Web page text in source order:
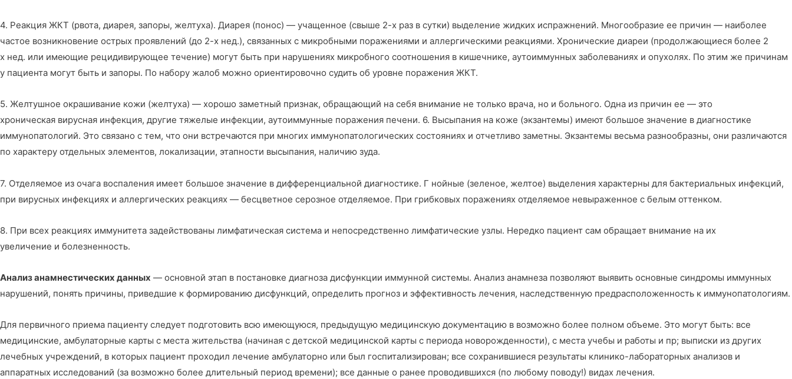
4. Реакция ЖКТ (рвота, диарея, запоры, желтуха). Диарея (понос) — учащенное (свыше 2-х раз в сутки) выделение жидких испражнений. Многообразие ее причин — наиболее
частое возникновение острых проявлений (до 2-х нед.), связанных с микробными поражениями и аллергическими реакциями. Хронические диареи (продолжающиеся более 2­
х нед. или имеющие рецидивирующее течение) могут быть при нарушениях микробного соотношения в кишечнике, аутоиммунных заболеваниях и опухолях. По этим же причинам
у пациента могут быть и запоры. По набору жалоб можно ориентировочно судить об уровне поражения ЖКТ.
5. Желтушное окрашивание кожи (желтуха) — хорошо заметный признак, обращающий на себя внимание не только врача, но и больного. Одна из причин ее — это
хроническая вирусная инфекция, другие тяжелые инфекции, аутоиммунные поражения печени. 6. Высыпания на коже (экзантемы) имеют большое значение в диагностике
иммунопатологий. Это связано с тем, что они встречаются при многих иммунопатологических состояниях и отчетливо заметны. Экзантемы весьма разнообразны, они различаются
по характеру отдельных элементов, локализации, этапности высыпания, наличию зуда.
7. Отделяемое из очага воспаления имеет большое значение в дифференциальной диагностике. Г нойные (зеленое, желтое) выделения характерны для бактериальных инфекций,
при вирусных инфекциях и аллергических реакциях — бесцветное серозное отделяемое. При грибковых поражениях отделяемое невыраженное с белым оттенком.
8. При всех реакциях иммунитета задействованы лимфатическая система и непосредственно лимфатические узлы. Нередко пациент сам обращает внимание на их
увеличение и болезненность.
Анализ анамнестических данных — основной этап в постановке диагноза дисфункции иммунной системы. Анализ анамнеза позволяют выявить основные синдромы иммунных
нарушений, понять причины, приведшие к формированию дисфункций, определить прогноз и эффективность лечения, наследственную предрасположенность к иммунопатологиям.
Для первичного приема пациенту следует подготовить всю имеющуюся, предыдущую медицинскую документацию в возможно более полном объеме. Это могут быть: все
медицинские, амбулаторные карты с места жительства (начиная с детской медицинской карты с периода новорожденности), с места учебы и работы и пр; выписки из других
лечебных учреждений, в которых пациент проходил лечение амбулаторно или был госпитализирован; все сохранившиеся результаты клинико-лабораторных анализов и
аппаратных исследований (за возможно более длительный период времени); все данные о ранее проводившихся (по любому поводу!) видах лечения.